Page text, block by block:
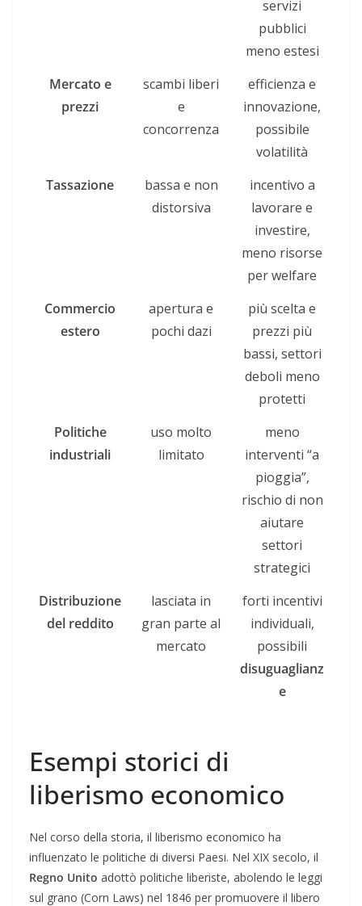
servizi
pubblici
meno estesi
Mercato e
prezzi
scambi liberi
e
concorrenza
efficienza e
innovazione,
possibile
volatilità
Tassazione
bassa e non
distorsiva
incentivo a
lavorare e
investire,
meno risorse
per welfare
Commercio
estero
apertura e
pochi dazi
più scelta e
prezzi più
bassi, settori
deboli meno
protetti
Politiche
industriali
uso molto
limitato
meno
interventi “a
pioggia”,
rischio di non
aiutare
settori
strategici
Distribuzione
del reddito
lasciata in
gran parte al
mercato
forti incentivi
individuali,
possibili
disuguaglianz
e
Esempi storici di
liberismo economico
Nel corso della storia, il liberismo economico ha
influenzato le politiche di diversi Paesi. Nel XIX secolo, il
Regno Unito adottò politiche liberiste, abolendo le leggi
sul grano (Corn Laws) nel 1846 per promuovere il libero